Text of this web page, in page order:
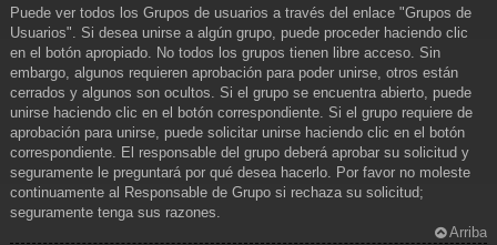
Puede ver todos los Grupos de usuarios a través del enlace "Grupos de
Usuarios". Si desea unirse a algún grupo, puede proceder haciendo clic
en el botón apropiado. No todos los grupos tienen libre acceso. Sin
embargo, algunos requieren aprobación para poder unirse, otros están
cerrados y algunos son ocultos. Si el grupo se encuentra abierto, puede
unirse haciendo clic en el botón correspondiente. Si el grupo requiere de
aprobación para unirse, puede solicitar unirse haciendo clic en el botón
correspondiente. El responsable del grupo deberá aprobar su solicitud y
seguramente le preguntará por qué desea hacerlo. Por favor no moleste
continuamente al Responsable de Grupo si rechaza su solicitud;
seguramente tenga sus razones.
Arriba